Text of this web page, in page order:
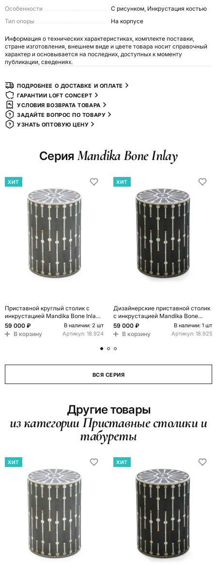
Особенности
С рисунком, Инкрустация костью
Тип опоры
На корпусе
Информация о технических характеристиках, комплекте поставки,
стране изготовления, внешнем виде и цвете товара носит справочный
характер и основывается на последних, доступных к моменту
публикации, сведениях.
ПОДРОБНЕЕ О ДОСТАВКЕ И ОПЛАТЕ
ГАРАНТИИ LOFT CONCEPT
УСЛОВИЯ ВОЗВРАТА ТОВАРА
ЗАДАЙТЕ ВОПРОС ПО ТОВАРУ
УЗНАТЬ ОПТОВУЮ ЦЕНУ
Серия Mandika Bone Inlay
ХИТ
Приставной круглый столик с
инкрустацией Mandika Bone Inlay
Gray
59 000 ₽ В наличии: 2 шт
В корзину Артикул: 18.924
ХИТ
Дизайнерские приставной столик
с инкрустацией Mandika Bone
Inlay Stool
59 000 ₽ В наличии: 1 шт
В корзину Артикул: 18.925
ВСЯ СЕРИЯ
Другие товары
из категории Приставные столики и
табуреты
ХИТ ХИТ